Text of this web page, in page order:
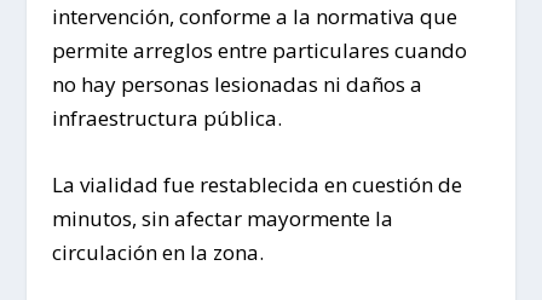
intervención, conforme a la normativa que
permite arreglos entre particulares cuando
no hay personas lesionadas ni daños a
infraestructura pública.
La vialidad fue restablecida en cuestión de
minutos, sin afectar mayormente la
circulación en la zona.